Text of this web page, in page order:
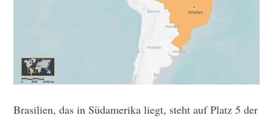
Brasilien, das in Südamerika liegt, steht auf Platz 5 der